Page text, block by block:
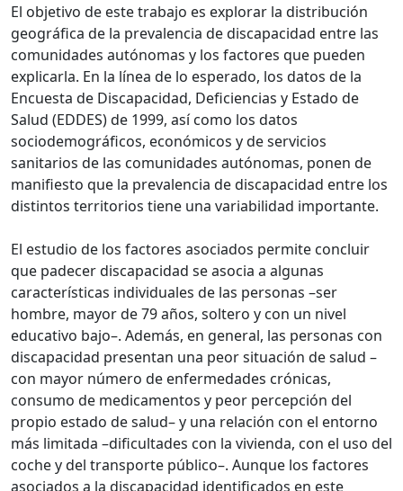
El objetivo de este trabajo es explorar la distribución
geográfica de la prevalencia de discapacidad entre las
comunidades autónomas y los factores que pueden
explicarla. En la línea de lo esperado, los datos de la
Encuesta de Discapacidad, Deficiencias y Estado de
Salud (EDDES) de 1999, así como los datos
sociodemográficos, económicos y de servicios
sanitarios de las comunidades autónomas, ponen de
manifiesto que la prevalencia de discapacidad entre los
distintos territorios tiene una variabilidad importante.
El estudio de los factores asociados permite concluir
que padecer discapacidad se asocia a algunas
características individuales de las personas –ser
hombre, mayor de 79 años, soltero y con un nivel
educativo bajo–. Además, en general, las personas con
discapacidad presentan una peor situación de salud –
con mayor número de enfermedades crónicas,
consumo de medicamentos y peor percepción del
propio estado de salud– y una relación con el entorno
más limitada –dificultades con la vivienda, con el uso del
coche y del transporte público–. Aunque los factores
asociados a la discapacidad identificados en este